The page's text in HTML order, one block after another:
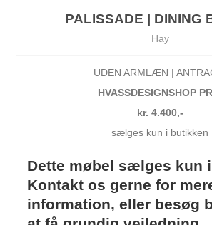
PALISSADE | DINING
Hay
UDEN ARMLÆN |
HVASSDESIGNSHOP
kr. 4.400,-
sælges kun i butikken
Dette møbel sælges kun
Kontakt os gerne for
information, eller besøg